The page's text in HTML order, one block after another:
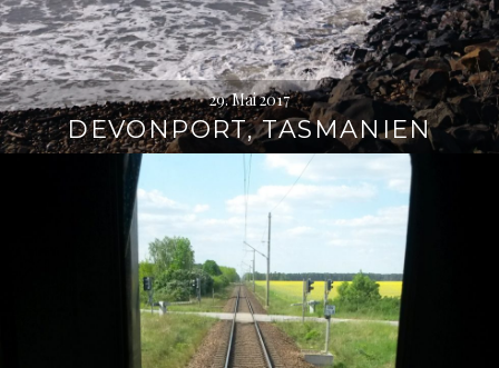
29. Mai 2017
DEVONPORT, TASMANIEN